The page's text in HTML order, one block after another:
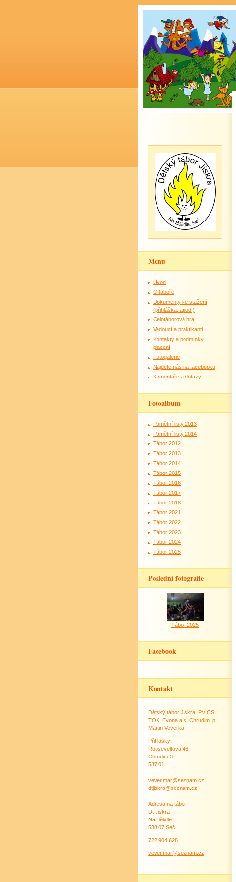
Menu
Úvod
O táboře
Dokumenty ke stažení
(přihláška, apod.)
Celotáborová hra
Vedoucí a praktikanti
Kontakty a podmínky
placení
Fotogalerie
Najdete nás na facebooku
Komentáře a dotazy
Fotoalbum
Pamětní listy 2013
Pamětní listy 2014
Tábor 2012
Tábor 2013
Tábor 2014
Tábor 2015
Tábor 2016
Tábor 2017
Tábor 2018
Tábor 2021
Tábor 2022
Tábor 2023
Tábor 2024
Tábor 2025
Poslední fotografie
Tábor 2025
Facebook
Kontakt
Dětský tábor Jiskra, PV OS
TOK, Evona a.s. Chrudim, p.
Martin Veverka
Přihlášky:
Rooseveltova 46
Chrudim 3
537 01
vever.mar@seznam.cz,
dtjiskra@seznam.cz
Adresa na tábor:
Dt Jiskra
Na Bělidle
538 07 Seč
722 904 628
vever.mar@seznam.cz